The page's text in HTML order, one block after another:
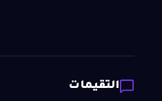
التقيمات